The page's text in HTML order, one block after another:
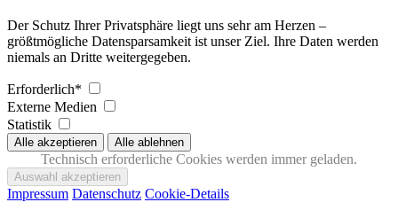
Der Schutz Ihrer Privatsphäre liegt uns sehr am Herzen –
größtmögliche Datensparsamkeit ist unser Ziel. Ihre Daten werden
niemals an Dritte weitergegeben.
Erforderlich*
Externe Medien
Statistik
Technisch erforderliche Cookies werden immer geladen.
Impressum Datenschutz Cookie-Details